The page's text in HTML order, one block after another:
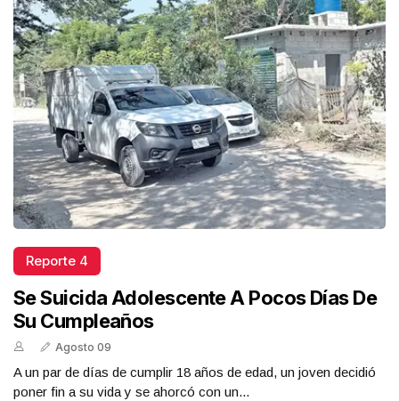
Reporte 4
Se Suicida Adolescente A Pocos Días De
Su Cumpleaños
Agosto 09
A un par de días de cumplir 18 años de edad, un joven decidió
poner fin a su vida y se ahorcó con un...